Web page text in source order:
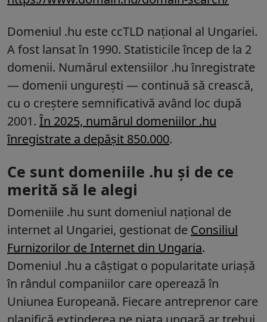
Domeniul .hu este ccTLD național al Ungariei.
A fost lansat în 1990. Statisticile încep de la 2
domenii. Numărul extensiilor .huînregistrate
— domenii ungurești — continuă să crească,
cu o creștere semnificativă având loc după
2001. În 2025, numărul domeniilor .hu
înregistrate a depășit 850.000.
Ce sunt domeniile .hu și de ce
merită să le alegi
Domeniile .hu sunt domeniul național de
internet al Ungariei, gestionat de Consiliul
Furnizorilor de Internet din Ungaria.
Domeniul .hu a câștigat o popularitate uriașă
în rândul companiilor care operează în
Uniunea Europeană. Fiecare antreprenor care